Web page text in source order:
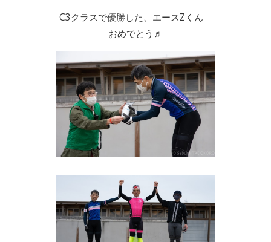
C3クラスで優勝した、エースZくん
おめでとう♬